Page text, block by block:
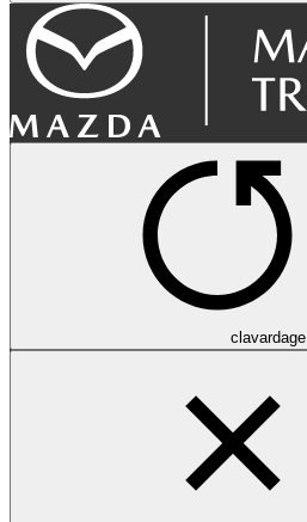
clavardage